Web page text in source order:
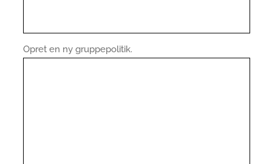
Opret en ny gruppepolitik.